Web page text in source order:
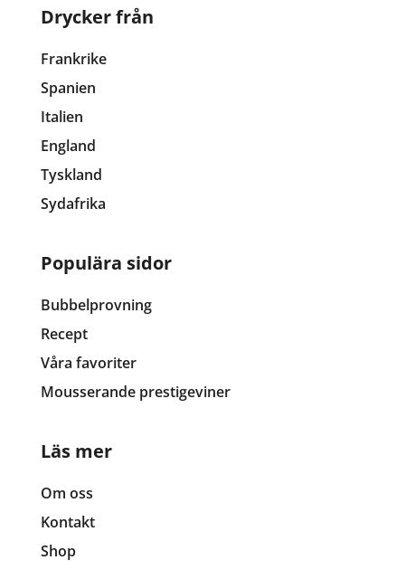
Drycker från
Frankrike
Spanien
Italien
England
Tyskland
Sydafrika
Populära sidor
Bubbelprovning
Recept
Våra favoriter
Mousserande prestigeviner
Läs mer
Om oss
Kontakt
Shop